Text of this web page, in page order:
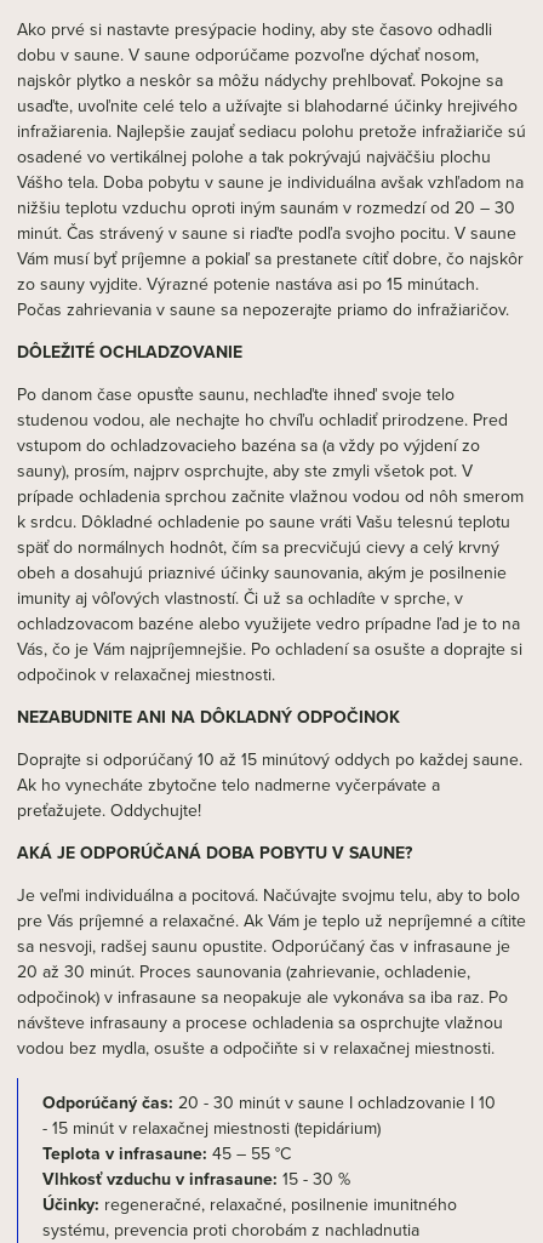
Ako prvé si nastavte presýpacie hodiny, aby ste časovo odhadli
dobu v saune. V saune odporúčame pozvoľne dýchať nosom,
najskôr plytko a neskôr sa môžu nádychy prehlbovať. Pokojne sa
usaďte, uvoľnite celé telo a užívajte si blahodarné účinky hrejivého
infražiarenia. Najlepšie zaujať sediacu polohu pretože infražiariče sú
osadené vo vertikálnej polohe a tak pokrývajú najväčšiu plochu
Vášho tela. Doba pobytu v saune je individuálna avšak vzhľadom na
nižšiu teplotu vzduchu oproti iným saunám v rozmedzí od 20 – 30
minút. Čas strávený v saune si riaďte podľa svojho pocitu. V saune
Vám musí byť príjemne a pokiaľ sa prestanete cítiť dobre, čo najskôr
zo sauny vyjdite. Výrazné potenie nastáva asi po 15 minútach.
Počas zahrievania v saune sa nepozerajte priamo do infražiaričov.
DÔLEŽITÉ OCHLADZOVANIE
Po danom čase opusťte saunu, nechlaďte ihneď svoje telo
studenou vodou, ale nechajte ho chvíľu ochladiť prirodzene. Pred
vstupom do ochladzovacieho bazéna sa (a vždy po výjdení zo
sauny), prosím, najprv osprchujte, aby ste zmyli všetok pot. V
prípade ochladenia sprchou začnite vlažnou vodou od nôh smerom
k srdcu. Dôkladné ochladenie po saune vráti Vašu telesnú teplotu
späť do normálnych hodnôt, čím sa precvičujú cievy a celý krvný
obeh a dosahujú priaznivé účinky saunovania, akým je posilnenie
imunity aj vôľových vlastností. Či už sa ochladíte v sprche, v
ochladzovacom bazéne alebo využijete vedro prípadne ľad je to na
Vás, čo je Vám najpríjemnejšie. Po ochladení sa osušte a doprajte si
odpočinok v relaxačnej miestnosti.
NEZABUDNITE ANI NA DÔKLADNÝ ODPOČINOK
Doprajte si odporúčaný 10 až 15 minútový oddych po každej saune.
Ak ho vynecháte zbytočne telo nadmerne vyčerpávate a
preťažujete. Oddychujte!
AKÁ JE ODPORÚČANÁ DOBA POBYTU V SAUNE?
Je veľmi individuálna a pocitová. Načúvajte svojmu telu, aby to bolo
pre Vás príjemné a relaxačné. Ak Vám je teplo už nepríjemné a cítite
sa nesvoji, radšej saunu opustite. Odporúčaný čas v infrasaune je
20 až 30 minút. Proces saunovania (zahrievanie, ochladenie,
odpočinok) v infrasaune sa neopakuje ale vykonáva sa iba raz. Po
návšteve infrasauny a procese ochladenia sa osprchujte vlažnou
vodou bez mydla, osušte a odpočiňte si v relaxačnej miestnosti.
Odporúčaný čas: 20 - 30 minút v saune I ochladzovanie I 10
- 15 minút v relaxačnej miestnosti (tepidárium)
Teplota v infrasaune: 45 – 55 °C
Vlhkosť vzduchu v infrasaune: 15 - 30 %
Účinky: regeneračné, relaxačné, posilnenie imunitného
systému, prevencia proti chorobám z nachladnutia